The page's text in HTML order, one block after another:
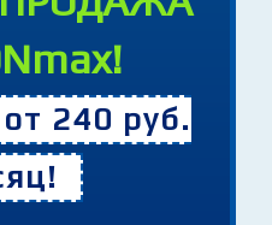
Секунд
240 руб.